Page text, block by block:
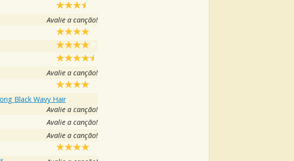
Avalie a canção!
Avalie a canção!
Black Wavy Hair
Avalie a canção!
Avalie a canção!
Avalie a canção!